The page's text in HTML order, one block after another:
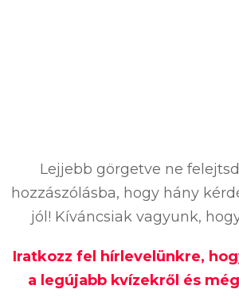
Lejjebb görgetve ne
hozzászólásba, hogy hány
jól! Kíváncsiak vagyunk,
Iratkozz fel hírlevelünkre,
a legújabb kvízekről és